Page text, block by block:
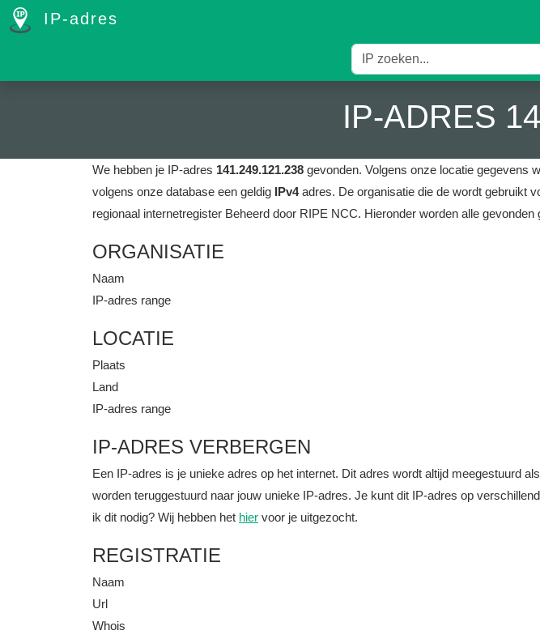
IP-adres
IP-ADRES
We hebben je IP-adres 141.249.121.238 gevonden. Volgens onze locatie gegevens
volgens onze database een geldig IPv4adres. De organisatie die de wordt gebruikt
regionaal internetregister Beheerd door RIPE NCC. Hieronder worden alle
ORGANISATIE
Naam
IP-adres range
LOCATIE
Plaats
Land
IP-adres range
IP-ADRES VERBERGEN
Een IP-adres is je unieke adres op het internet. Dit adres wordt altijd meegestuurd
worden teruggestuurd naar jouw unieke IP-adres. Je kunt dit IP-adres op
ik dit nodig? Wij hebben het hier voor je uitgezocht.
REGISTRATIE
Naam
Url
Whois